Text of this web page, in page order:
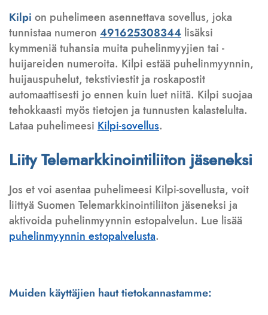
Kilpi on puhelimeen asennettava sovellus, joka
tunnistaa numeron 491625308344 lisäksi
kymmeniä tuhansia muita puhelinmyyjien tai -
huijareiden numeroita. Kilpi estää puhelinmyynnin,
huijauspuhelut, tekstiviestit ja roskapostit
automaattisesti jo ennen kuin luet niitä. Kilpi suojaa
tehokkaasti myös tietojen ja tunnusten kalastelulta.
Lataa puhelimeesi Kilpi-sovellus.
Liity Telemarkkinointiliiton jäseneksi
Jos et voi asentaa puhelimeesi Kilpi-sovellusta, voit
liittyä Suomen Telemarkkinointiliiton jäseneksi ja
aktivoida puhelinmyynnin estopalvelun. Lue lisää
puhelinmyynnin estopalvelusta.
Muiden käyttäjien haut tietokannastamme: